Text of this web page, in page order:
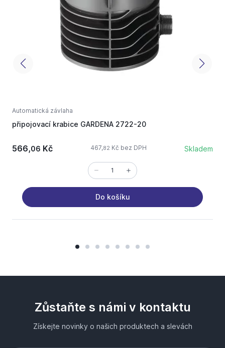
Automatická závlaha
připojovací krabice GARDENA 2722-20
566,06 Kč 467,82 Kč bez DPH Skladem
Do košíku
Zůstaňte s námi v kontaktu
Získejte novinky o našich produktech a slevách